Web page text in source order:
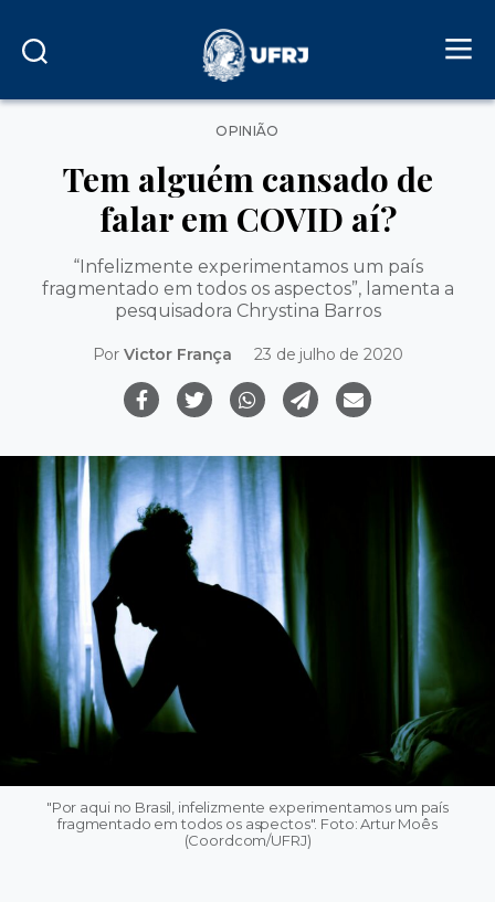
Categorias
OPINIÃO
Tem alguém cansado de
falar em COVID aí?
“Infelizmente experimentamos um país
fragmentado em todos os aspectos”, lamenta a
pesquisadora Chrystina Barros
Por Victor França 23 de julho de 2020
"Por aqui no Brasil, infelizmente experimentamos um país
fragmentado em todos os aspectos". Foto: Artur Moês
(Coordcom/UFRJ)